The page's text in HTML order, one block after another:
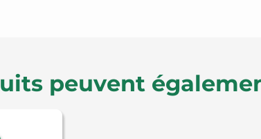
peuvent